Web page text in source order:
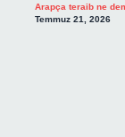
Arapça teraib ne
Temmuz 21, 2026